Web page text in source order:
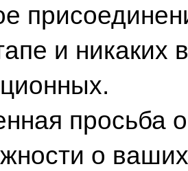
и никаких
просьба
о